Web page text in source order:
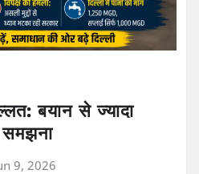
बयान से ज्यादा
9, 2026